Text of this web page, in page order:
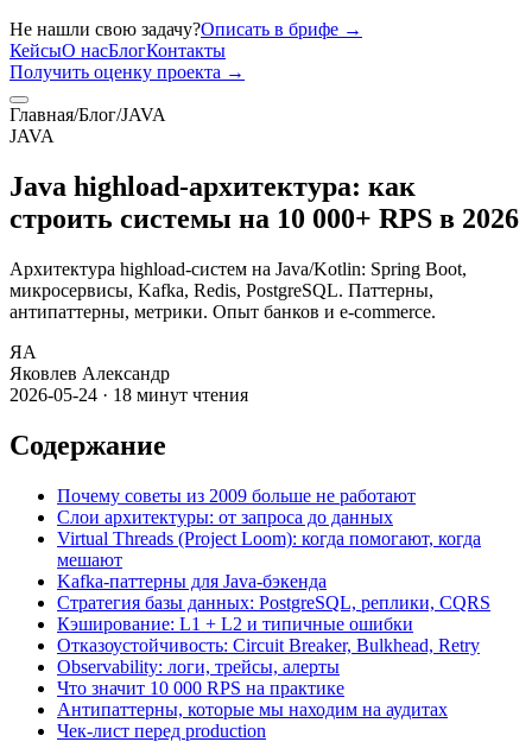
Не нашли свою задачу?Описать в брифе →
КейсыО насБлогКонтакты
Получить оценку проекта →
Главная/Блог/JAVA
JAVA
Java highload-архитектура: как
строить системы на 10 000+ RPS в 2026
Архитектура highload-систем на Java/Kotlin: Spring Boot,
микросервисы, Kafka, Redis, PostgreSQL. Паттерны,
антипаттерны, метрики. Опыт банков и e-commerce.
ЯА
Яковлев Александр
2026-05-24 · 18 минут чтения
Содержание
Почему советы из 2009 больше не работают
Слои архитектуры: от запроса до данных
Virtual Threads (Project Loom): когда помогают, когда
мешают
Kafka-паттерны для Java-бэкенда
Стратегия базы данных: PostgreSQL, реплики, CQRS
Кэширование: L1 + L2 и типичные ошибки
Отказоустойчивость: Circuit Breaker, Bulkhead, Retry
Observability: логи, трейсы, алерты
Что значит 10 000 RPS на практике
Антипаттерны, которые мы находим на аудитах
Чек-лист перед production